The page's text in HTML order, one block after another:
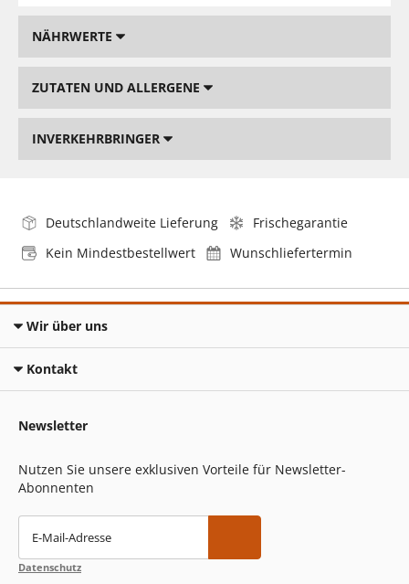
NÄHRWERTE
ZUTATEN UND ALLERGENE
INVERKEHRBRINGER
Deutschlandweite Lieferung
Frischegarantie
Kein Mindestbestellwert
Wunschliefertermin
Wir über uns
Kontakt
Newsletter
Nutzen Sie unsere exklusiven Vorteile für Newsletter-
Abonnenten
E-Mail-Adresse
Datenschutz